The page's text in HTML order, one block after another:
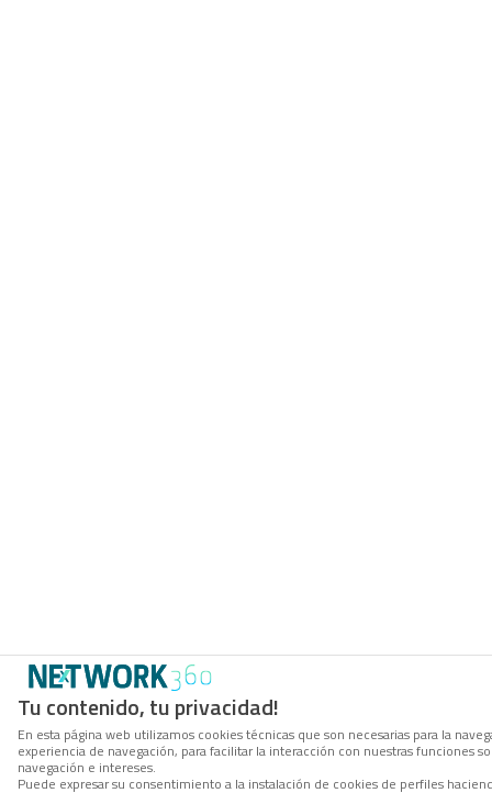
Tu contenido, tu privacidad!
En esta página web utilizamos cookies técnicas que son necesarias para la
experiencia de navegación, para facilitar la interacción con nuestras funciones
navegación e intereses.
Puede expresar su consentimiento a la instalación de cookies de perfiles